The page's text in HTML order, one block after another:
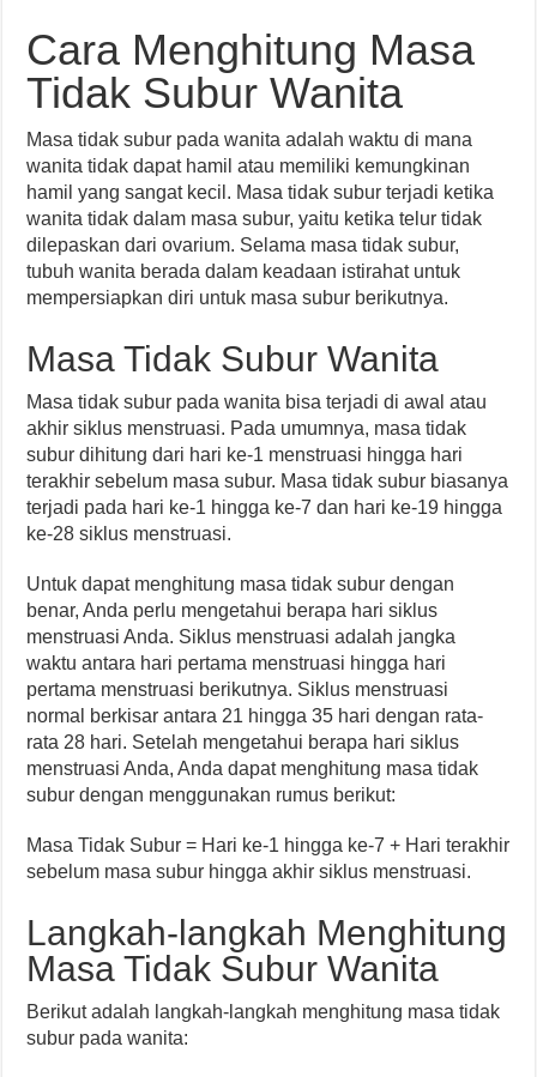
Cara Menghitung Masa
Tidak Subur Wanita
Masa tidak subur pada wanita adalah waktu di mana
wanita tidak dapat hamil atau memiliki kemungkinan
hamil yang sangat kecil. Masa tidak subur terjadi ketika
wanita tidak dalam masa subur, yaitu ketika telur tidak
dilepaskan dari ovarium. Selama masa tidak subur,
tubuh wanita berada dalam keadaan istirahat untuk
mempersiapkan diri untuk masa subur berikutnya.
Masa Tidak Subur Wanita
Masa tidak subur pada wanita bisa terjadi di awal atau
akhir siklus menstruasi. Pada umumnya, masa tidak
subur dihitung dari hari ke-1 menstruasi hingga hari
terakhir sebelum masa subur. Masa tidak subur biasanya
terjadi pada hari ke-1 hingga ke-7 dan hari ke-19 hingga
ke-28 siklus menstruasi.
Untuk dapat menghitung masa tidak subur dengan
benar, Anda perlu mengetahui berapa hari siklus
menstruasi Anda. Siklus menstruasi adalah jangka
waktu antara hari pertama menstruasi hingga hari
pertama menstruasi berikutnya. Siklus menstruasi
normal berkisar antara 21 hingga 35 hari dengan rata-
rata 28 hari. Setelah mengetahui berapa hari siklus
menstruasi Anda, Anda dapat menghitung masa tidak
subur dengan menggunakan rumus berikut:
Masa Tidak Subur = Hari ke-1 hingga ke-7 + Hari terakhir
sebelum masa subur hingga akhir siklus menstruasi.
Langkah-langkah Menghitung
Masa Tidak Subur Wanita
Berikut adalah langkah-langkah menghitung masa tidak
subur pada wanita: